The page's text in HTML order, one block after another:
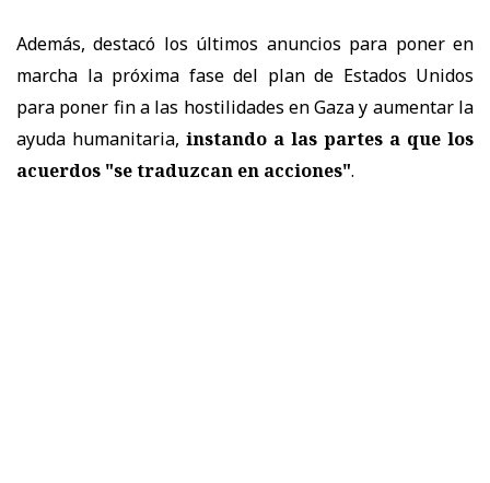
Además, destacó los últimos anuncios para poner en
marcha la próxima fase del plan de Estados Unidos
para poner fin a las hostilidades en Gaza y aumentar la
ayuda humanitaria, instando a las partes a que los
acuerdos "se traduzcan en acciones".